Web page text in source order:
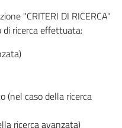
"CRITERI DI RICERCA"
ricerca effettuata:
(nel caso della ricerca
ricerca avanzata)